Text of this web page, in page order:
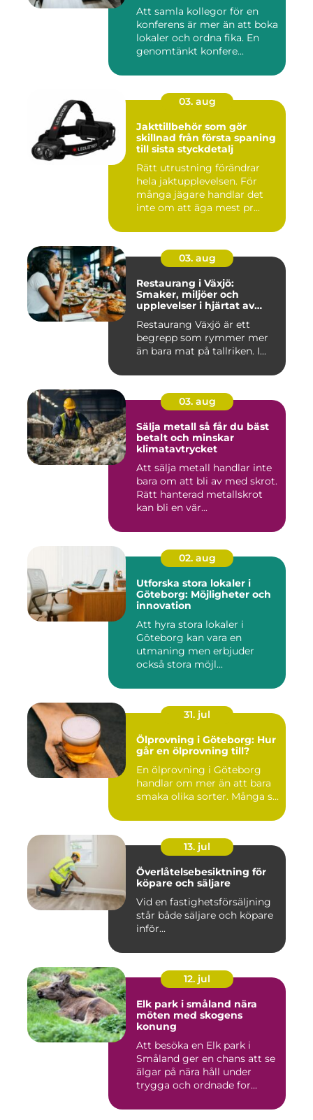
Att samla kollegor för en
konferens är mer än att boka
lokaler och ordna fika. En
genomtänkt konfere...
03. aug
Jakttillbehör som gör
skillnad från första spaning
till sista styckdetalj
Rätt utrustning förändrar
hela jaktupplevelsen. För
många jägare handlar det
inte om att äga mest pr...
03. aug
Restaurang i Växjö:
Smaker, miljöer och
upplevelser i hjärtat av
Restaurang Växjö är ett
begrepp som rymmer mer
än bara mat på tallriken. I...
03. aug
Sälja metall så får du bäst
betalt och minskar
klimatavtrycket
Att sälja metall handlar inte
bara om att bli av med skrot.
Rätt hanterad metallskrot
kan bli en vär...
02. aug
Utforska stora lokaler i
Göteborg: Möjligheter och
innovation
Att hyra stora lokaler i
Göteborg kan vara en
utmaning men erbjuder
också stora möjl...
31. jul
Ölprovning i Göteborg: Hur
går en ölprovning till?
En ölprovning i Göteborg
handlar om mer än att bara
smaka olika sorter. Många s...
13. jul
Överlåtelsebesiktning för
köpare och säljare
Vid en fastighetsförsäljning
står både säljare och köpare
inför...
12. jul
Elk park i småland nära
möten med skogens
konung
Att besöka en Elk park i
Småland ger en chans att se
älgar på nära håll under
trygga och ordnade for...